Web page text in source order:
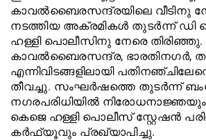
കാവല്‍ബൈരസന്ദ്രയിലെ വീടിനു
നടത്തിയ അക്രമികള്‍ തുടര്‍ന്ന് ഡി
ഹള്ളി പൊലീസിനു നേരെ തിരിഞ്ഞു.
കാവല്‍ബൈരസന്ദ്ര, ഭാരതിനഗര്‍,
എന്നിവിടങ്ങളിലായി
തീവച്ചു. സംഘര്‍ഷത്തെ തുടര്‍ന്ന്
നഗരപരിധിയില്‍ നിരോധനാജ്ഞയും
കെജെ ഹള്ളി പൊലീസ് സ്റ്റേഷന്‍
കര്‍ഫ്യൂവും പ്രഖ്യാപിച്ചു.